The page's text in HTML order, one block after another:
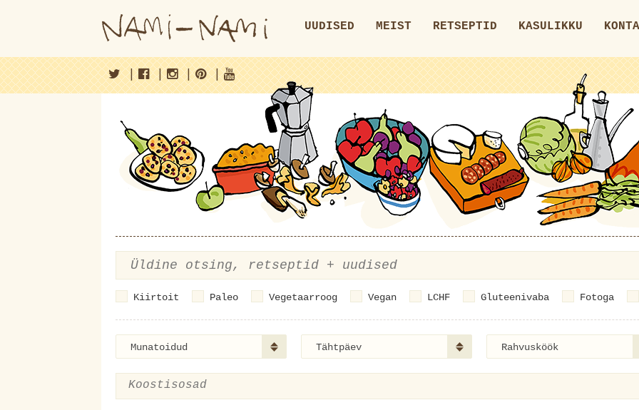
UUDISED MEIST RETSEPTID KASULIKKU
| | | |
Kiirtoit Paleo Vegetaarroog Vegan LCHF Gluteenivaba Fotoga
Munatoidud Tähtpäev Rahvusköök